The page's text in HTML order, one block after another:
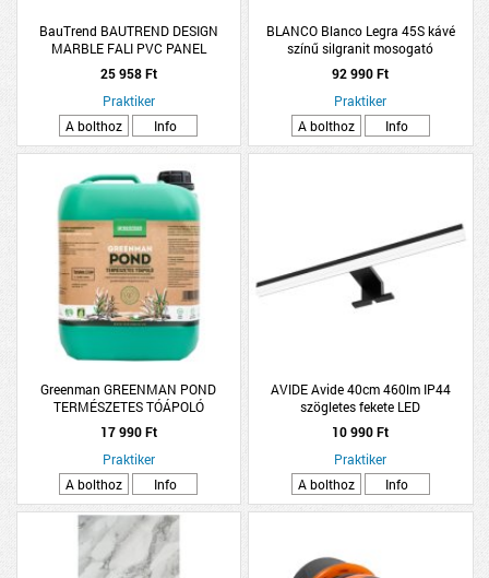
BauTrend BAUTREND DESIGN
MARBLE FALI PVC PANEL
1,22X2,8M MARMO, FÉNYES
FELÜLETŰ
25 958 Ft
Praktiker
A bolthoz
Info
BLANCO Blanco Legra 45S kávé
színű silgranit mosogató
csepptálcával
92 990 Ft
Praktiker
A bolthoz
Info
Greenman GREENMAN POND
TERMÉSZETES TÓÁPOLÓ
KONCENTRÁTUM 5 L
17 990 Ft
Praktiker
A bolthoz
Info
AVIDE Avide 40cm 460lm IP44
szögletes fekete LED
tükörmegvilágító lámpa
10 990 Ft
Praktiker
A bolthoz
Info